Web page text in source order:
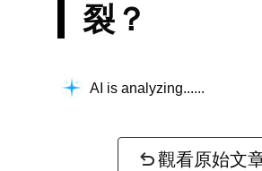
裂？
AI is analyzing...
觀看原始文